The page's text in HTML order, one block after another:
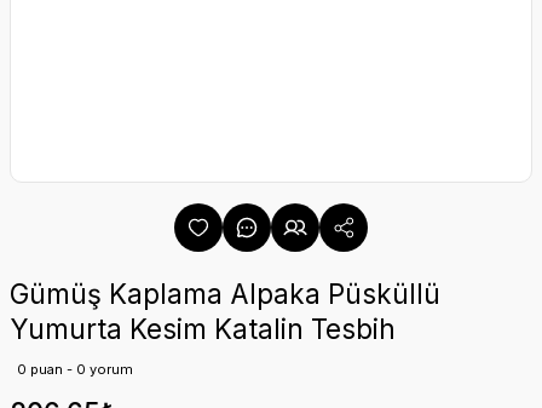
Gümüş Kaplama Alpaka Püsküllü
Yumurta Kesim Katalin Tesbih
0 puan - 0 yorum